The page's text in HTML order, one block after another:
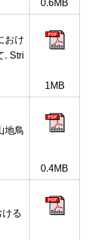
0.6MB
おけ
. Stri
1MB
地鳥
0.4MB
る